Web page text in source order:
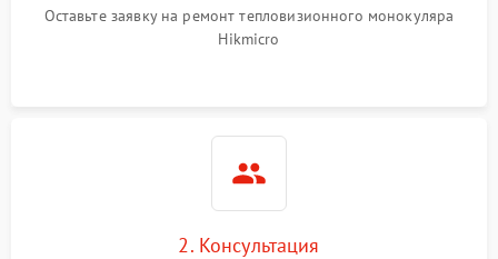
Оставьте заявку на ремонт тепловизионного монокуляра
Hikmicro
2. Консультация